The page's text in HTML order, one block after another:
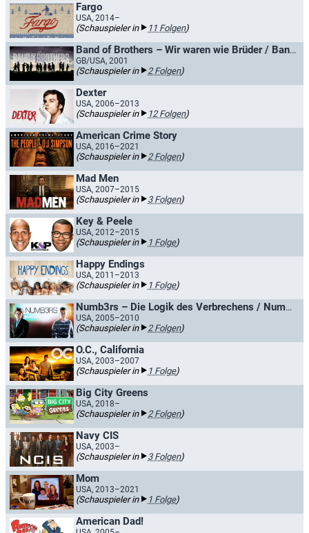
Fargo
USA, 2014–
(Schauspieler in 11 Folgen)
Band of Brothers – Wir waren wie Brüder / Band of Brothers
GB/USA, 2001
(Schauspieler in 2 Folgen)
Dexter
USA, 2006–2013
(Schauspieler in 12 Folgen)
American Crime Story
USA, 2016–2021
(Schauspieler in 2 Folgen)
Mad Men
USA, 2007–2015
(Schauspieler in 3 Folgen)
Key & Peele
USA, 2012–2015
(Schauspieler in 1 Folge)
Happy Endings
USA, 2011–2013
(Schauspieler in 1 Folge)
Numb3rs – Die Logik des Verbrechens / Numbers
USA, 2005–2010
(Schauspieler in 2 Folgen)
O.C., California
USA, 2003–2007
(Schauspieler in 1 Folge)
Big City Greens
USA, 2018–
(Schauspieler in 2 Folgen)
Navy CIS
USA, 2003–
(Schauspieler in 3 Folgen)
Mom
USA, 2013–2021
(Schauspieler in 1 Folge)
American Dad!